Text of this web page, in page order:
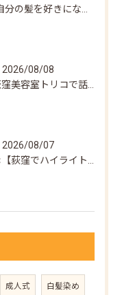
2026/08/08
2026/08/07
成人式 白髪染め